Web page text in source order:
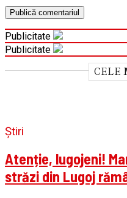
Publicitate
Publicitate
CELE
Știri
Atenție, lugojeni!
străzi din Lugoj